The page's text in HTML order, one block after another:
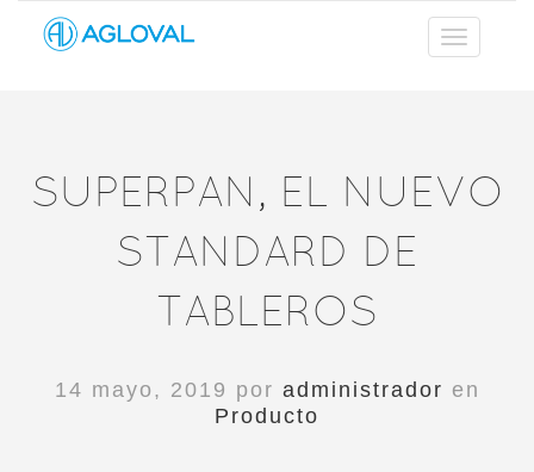
SUPERPAN, EL NUEVO
STANDARD DE
TABLEROS
14 mayo, 2019 por administrador en
Producto